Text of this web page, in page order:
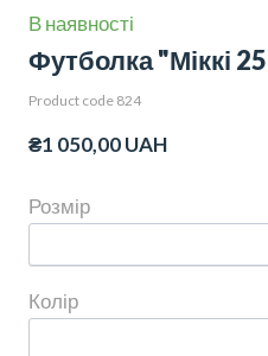
В наявності
Футболка "Міккі
Product code 824
₴1 050,00 UAH
Розмір
Колір